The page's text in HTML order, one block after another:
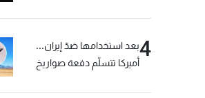
4بعد استخدامها ضدّ إيران...
أميركا تتسلّم دفعة صواريخ